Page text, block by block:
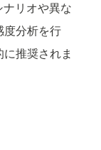
リオや異な
度分析を行
推奨されま